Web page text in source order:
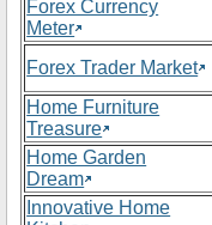
Forex Currency
Meter
Forex Trader Market
Home Furniture
Treasure
Home Garden
Dream
Innovative Home